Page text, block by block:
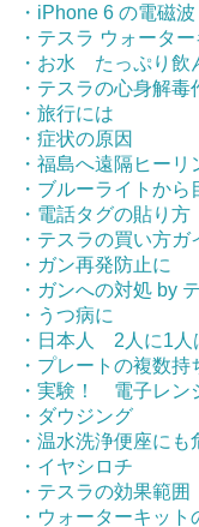
・iPhone 6 の電磁波
・テスラ ウォータ
・お水 たっぷり飲
・テスラの心身解毒
・旅行には
・症状の原因
・福島へ遠隔ヒーリ
・ブルーライトから
・電話タグの貼り方
・テスラの買い方ガ
・ガン再発防止に
・ガンへの対処 by
・うつ病に
・日本人 2人に1人
・プレートの複数持
・実験！ 電子レン
・ダウジング
・温水洗浄便座にも
・イヤシロチ
・テスラの効果範囲
・ウォーターキット